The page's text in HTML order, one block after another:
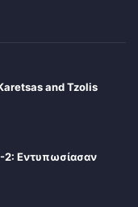
and Tzolis
2: Εντυπωσίασαν